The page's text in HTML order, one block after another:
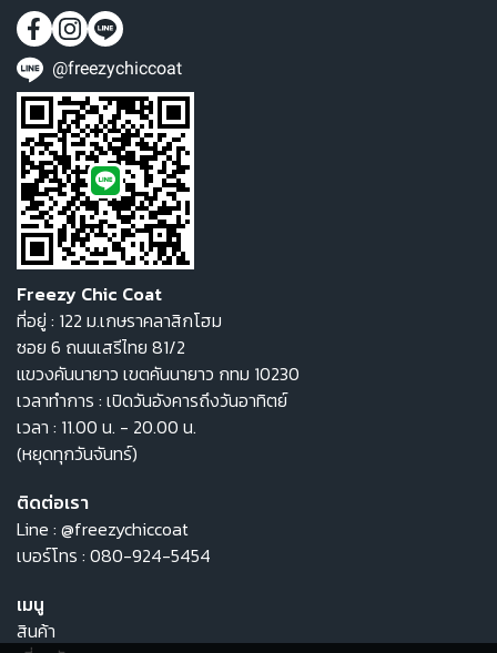
@freezychiccoat
Freezy Chic Coat
ที่อยู่ : 122 ม.เกษราคลาสิกโฮม
ซอย 6 ถนนเสรีไทย 81/2
แขวงคันนายาว เขตคันนายาว กทม 10230
เวลาทำการ : เปิดวันอังคารถึงวันอาทิตย์
เวลา : 11.00 น. - 20.00 น.
(หยุดทุกวันจันทร์)
ติดต่อเรา
Line : @freezychiccoat
เบอร์โทร : 080-924-5454
เมนู
สินค้า